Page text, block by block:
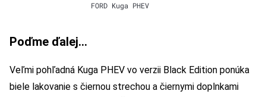
FORD Kuga PHEV
Poďme ďalej…
Veľmi pohľadná Kuga PHEV vo verzii Black Edition ponúka
biele lakovanie s čiernou strechou a čiernymi doplnkami